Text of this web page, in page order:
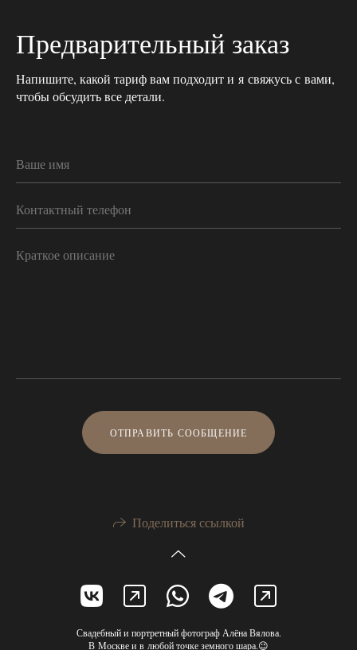
Предварительный заказ
Напишите, какой тариф вам подходит и я свяжусь с вами,
чтобы обсудить все детали.
ОТПРАВИТЬ СООБЩЕНИЕ
Поделиться ссылкой
Свадебный и портретный фотограф Алёна Вялова.
В Москве и в любой точке земного шара.😉